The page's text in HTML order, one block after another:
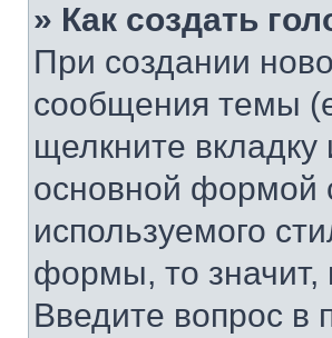
» Как создать
При создании
сообщения темы
щелкните
основной формой
используемого
формы, то значит,
Введите вопрос в